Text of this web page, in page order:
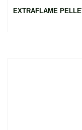
EXTRAFLAME